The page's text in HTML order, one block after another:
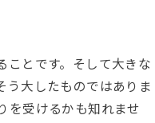
ことです。そして大きな
う大したものではありま
を受けるかも知れませ